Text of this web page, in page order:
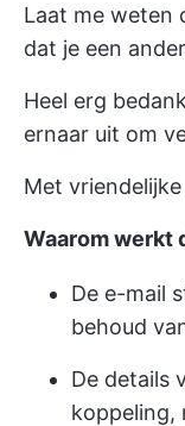
Laat me weten
dat je een
Heel erg
ernaar uit om
Met
Waarom werkt
De e-mail
behoud
De details
koppeling,